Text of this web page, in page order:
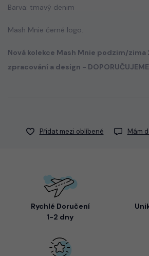
Barva: tmavý denim
Mash Mnie černé logo.
Nová kolekce Mash Mnie podzim/
zpracování a design -
Přidat mezi oblíbené Mám
Rychlé Doručení
1-2 dny